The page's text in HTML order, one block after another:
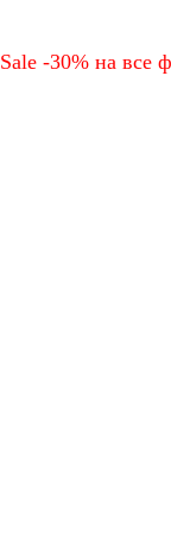
Sale -30% на все